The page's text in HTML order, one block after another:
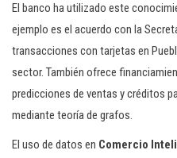
El banco ha utilizado este
ejemplo es el acuerdo con la
transacciones con tarjetas en
sector. También ofrece
predicciones de ventas y créditos
mediante teoría de grafos.
El uso de datos en Comercio